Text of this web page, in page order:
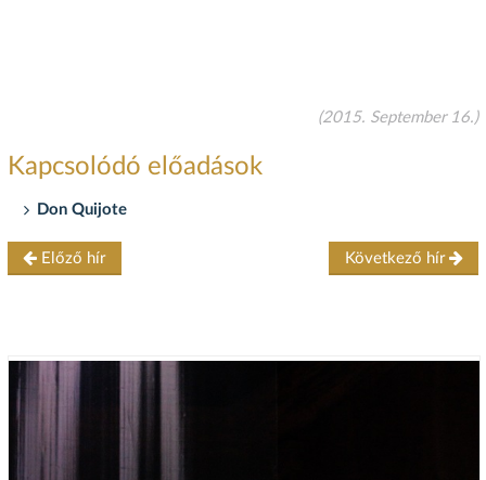
(2015. September 16.)
Kapcsolódó előadások
Don Quijote
Előző hír Következő hír